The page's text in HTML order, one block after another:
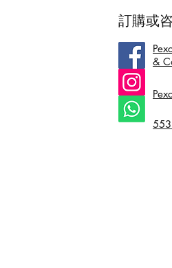
訂購或
&